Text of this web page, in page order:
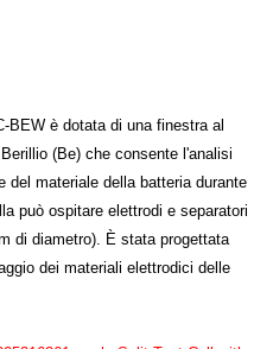
BEW è dotata di una finestra al
(Be) che consente l'analisi
materiale della batteria durante
può ospitare elettrodi e separatori
di diametro). È stata progettata
dei materiali elettrodici delle